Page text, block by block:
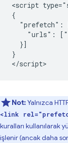
<script
{
"prefetch":
"urls":
  }]
}
Not:Yalnızca
<link
kuralları kullanılarak
işlenir (ancak daha